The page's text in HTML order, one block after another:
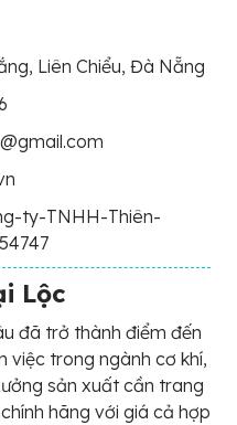
Liên Chiểu, Đà Nẵng
ty-TNHH-Thiên-
Lộc
đã trở thành điểm đến
việc trong ngành cơ khí,
sản xuất cần trang
hãng với giá cả hợp